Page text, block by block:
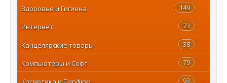
149
Здоровье и Гигиена
73
Интернет
38
Канцелярские товары
79
Компьютеры и Софт
93